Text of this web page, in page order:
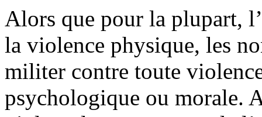
Alors que pour la plupart,
la violence physique, les
militer contre toute
psychologique ou morale.